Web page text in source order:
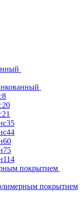
покрытием
покрытием